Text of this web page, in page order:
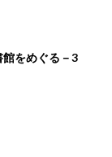
をめぐる－3